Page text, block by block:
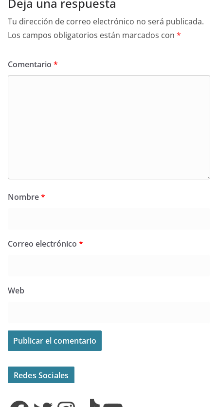
Deja una respuesta
Tu dirección de correo electrónico no será publicada.
Los campos obligatorios están marcados con *
Comentario *
Nombre*
Correo electrónico *
Web
Redes Sociales